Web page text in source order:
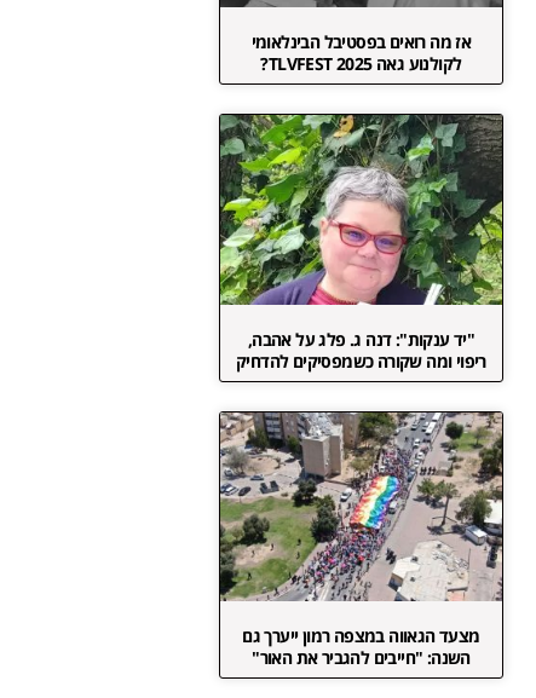
אז מה רואים בפסטיבל הבינלאומי
לקולנוע גאה TLVFEST 2025?
"יד ענקות": דנה ג. פלג על אהבה,
ריפוי ומה שקורה כשמפסיקים להדחיק
מצעד הגאווה במצפה רמון ייערך גם
השנה: "חייבים להגביר את האור"